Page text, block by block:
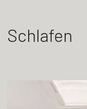
Schlafen